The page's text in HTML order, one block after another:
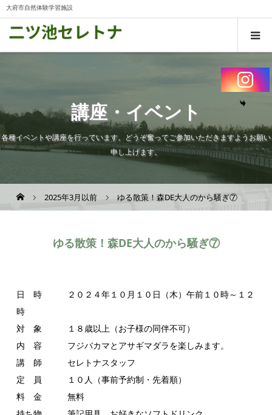
大府市自然体験学習施設
講座・イベント
各種イベントや講座を行っています。どうぞ奮ってご参加いただきますようお願い
申し上げます。
2025年3月以前 ゆる散策！森DE大人のから騒ぎ⑦
ゆる散策！森DE大人のから騒ぎ⑦
日 時 ２０２４年１０月１０日（木）午前１０時～１２
時
対 象 １８歳以上（お子様の同伴不可）
内 容 フジバカマとアサギマダラを楽しみます。
講 師 セレトナスタッフ
定 員 １０人（事前予約制・先着順）
料 金 無料